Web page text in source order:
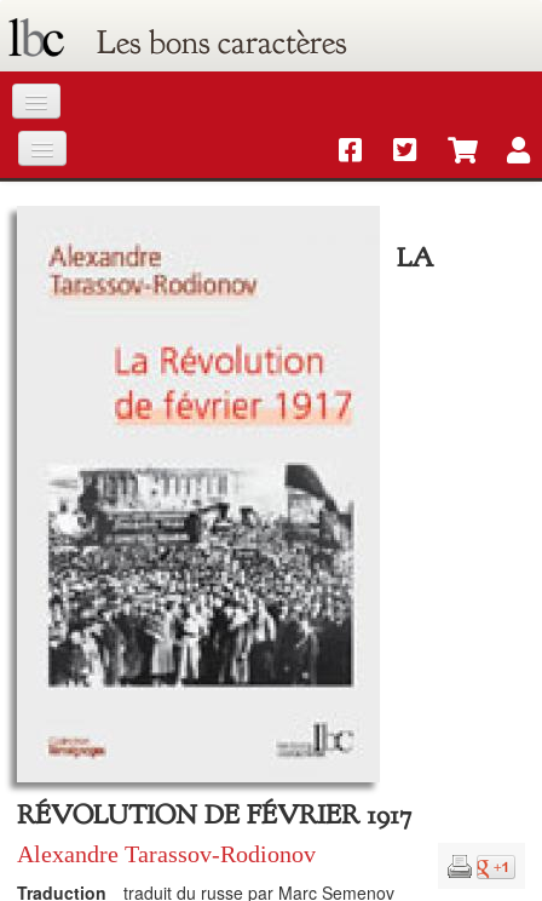
Les bons caractères
Catalogue
Agenda
Commandes
Livres électroniques gratuits
Contact
LA
RÉVOLUTION DE FÉVRIER 1917
Alexandre Tarassov-Rodionov
Traduction
traduit du russe par Marc Semenov